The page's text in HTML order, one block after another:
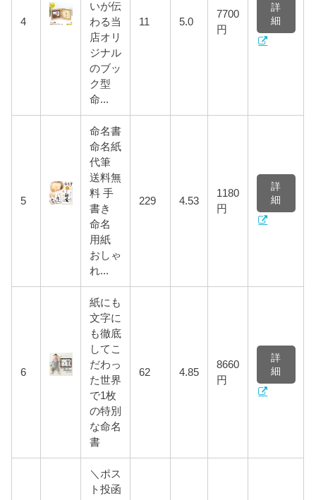
4
いが伝
わる当
店オリ
ジナル
のブッ
ク型
命...
11 5.0
7700
円
詳
細
5
命名書
命名紙
代筆
送料無
料 手
書き
命名
用紙
おしゃ
れ...
229 4.53
1180
円
詳
細
6
紙にも
文字に
も徹底
してこ
だわっ
た世界
で1枚
の特別
な命名
書
62 4.85
8660
円
詳
細
＼ポス
ト投函